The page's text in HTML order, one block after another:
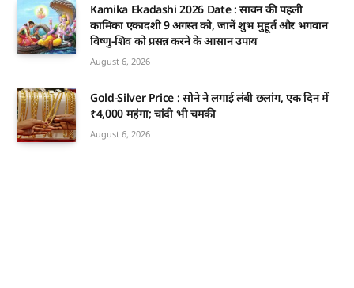
Kamika Ekadashi 2026 Date : सावन की पहली
कामिका एकादशी 9 अगस्त को, जानें शुभ मुहूर्त और भगवान
विष्णु-शिव को प्रसन्न करने के आसान उपाय
August 6, 2026
Gold-Silver Price : सोने ने लगाई लंबी छलांग, एक दिन में
₹4,000 महंगा; चांदी भी चमकी
August 6, 2026